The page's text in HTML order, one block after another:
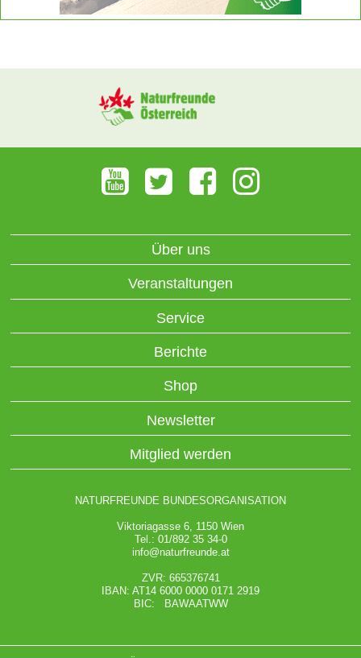
Über uns
Veranstaltungen
Service
Berichte
Shop
Newsletter
Mitglied werden
NATURFREUNDE BUNDESORGANISATION
Viktoriagasse 6, 1150 Wien
Tel.: 01/892 35 34-0
info@naturfreunde.at
ZVR: 665376741
IBAN: AT14 6000 0000 0171 2919
BIC: BAWAATWW